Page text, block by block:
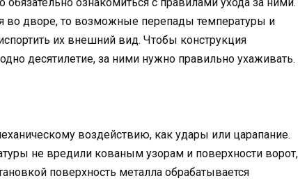
ознакомиться с правилами ухода за ними.
во дворе, то возможные перепады температуры и
их внешний вид. Чтобы конструкция
десятилетие, за ними нужно правильно ухаживать.
воздействию, как удары или царапание.
не вредили кованым узорам и поверхности ворот,
поверхность металла обрабатывается